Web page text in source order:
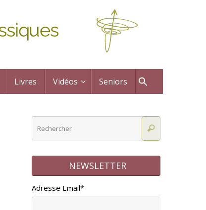
Livres Vidéos Seniors
NEWSLETTER
Adresse Email*